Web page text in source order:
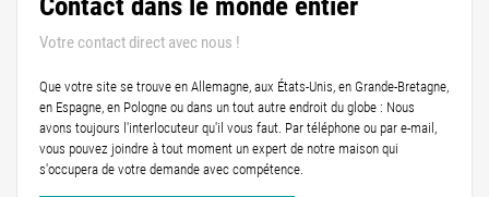
Votre contact direct avec nous !
Que votre site se trouve en Allemagne, aux États-Unis, en Grande-Bretagne,
en Espagne, en Pologne ou dans un tout autre endroit du globe : Nous
avons toujours l'interlocuteur qu'il vous faut. Par téléphone ou par e-mail,
vous pouvez joindre à tout moment un expert de notre maison qui
s'occupera de votre demande avec compétence.